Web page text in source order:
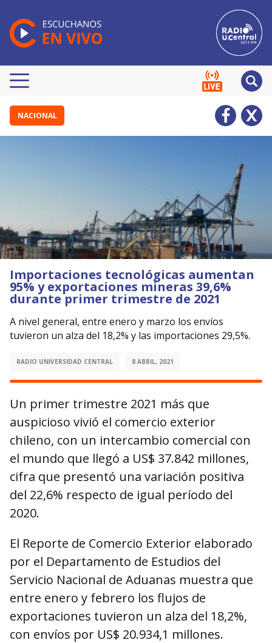
NACIONAL
Importaciones tecnológicas aumentan
95% y exportaciones mineras 39,6%
durante primer trimestre de 2021
A nivel general, entre enero y marzo los envíos
tuvieron un alza del 18,2% y las importaciones 29,5%.
RADIO UNIVERSIDAD CENTRAL 8 ABRIL, 2021
Un primer trimestre 2021 más que
auspicioso vivió el comercio exterior
chileno, con un intercambio comercial con
el mundo que llegó a US$ 37.842 millones,
cifra que presentó una variación positiva
del 22,6% respecto de igual período del
2020.
El Reporte de Comercio Exterior elaborado
por el Departamento de Estudios del
Servicio Nacional de Aduanas muestra que
entre enero y febrero los flujos de
exportaciones tuvieron un alza del 18,2%,
con envíos por US$ 20.934,1 millones.